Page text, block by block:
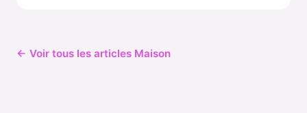
← Voir tous les articles Maison